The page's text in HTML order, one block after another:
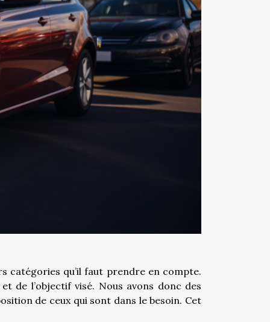
catégories qu’il faut prendre en compte.
de l’objectif visé. Nous avons donc des
de ceux qui sont dans le besoin. Cet